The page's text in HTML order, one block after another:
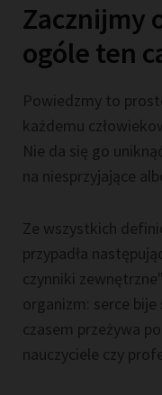
Zacznijmy
ogóle ten
Powiedzmy to
każdemu
Nie da się go
na niesprzyjające
Ze wszystkich
przypadła
czynniki
organizm: serce bije
czasem przeżywa
nauczyciele czy